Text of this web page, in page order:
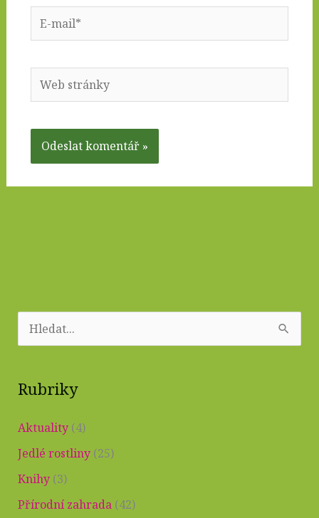
E-
mail*
Web
stránky
y
l
d
a
t
p
Rubriky
Aktuality(4)
Jedlé rostliny(25)
Knihy(3)
Přírodní zahrada(42)